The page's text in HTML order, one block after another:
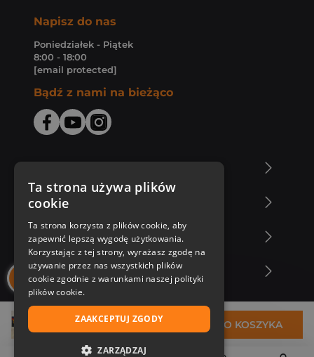
39,60 zł DO KOSZYKA
Napisz do nas
Poniedziałek - Piątek
8:00 - 18:00
[email protected]
Bądź z nami na bieżąco
Zakupy u nas
Nasza oferta
Nasi autorzy
Ta strona używa plików
cookie
Ta strona korzysta z plików cookie, aby
zapewnić lepszą wygodę użytkowania.
Korzystając z tej strony, wyrażasz zgodę na
używanie przez nas wszystkich plików
cookie zgodnie z warunkami naszej polityki
plików cookie.
ZAAKCEPTUJ ZGODY
ZARZĄDZAJ